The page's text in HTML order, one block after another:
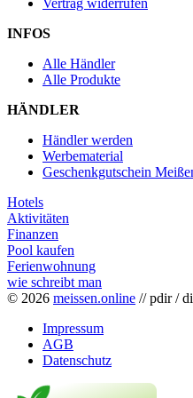
INFOS
Alle Händler
Alle Produkte
HÄNDLER
Händler werden
Werbematerial
Geschenkgutschein
Hotels
Aktivitäten
Finanzen
Pool kaufen
Ferienwohnung
wie schreibt man
© 2026 meissen.online // pdir /
Impressum
AGB
Datenschutz